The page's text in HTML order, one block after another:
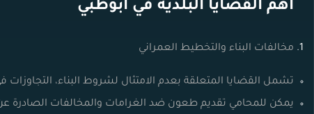
أهم القضايا البلدية في أبوظبي
مخالفات البناء والتخطيط العمراني
تشمل القضايا المتعلقة بعدم الامتثال لشروط البناء،
يمكن للمحامي تقديم طعون ضد الغرامات والمخالفات الصادرة عن